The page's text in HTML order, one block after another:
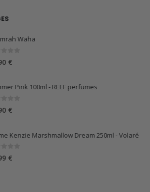
Waha
€
Pink 100ml - REEF perfumes
€
Kenzie Marshmallow Dream 250ml - Volaré
5
€